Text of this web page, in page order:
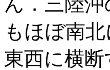
もほぼ南
東西に横